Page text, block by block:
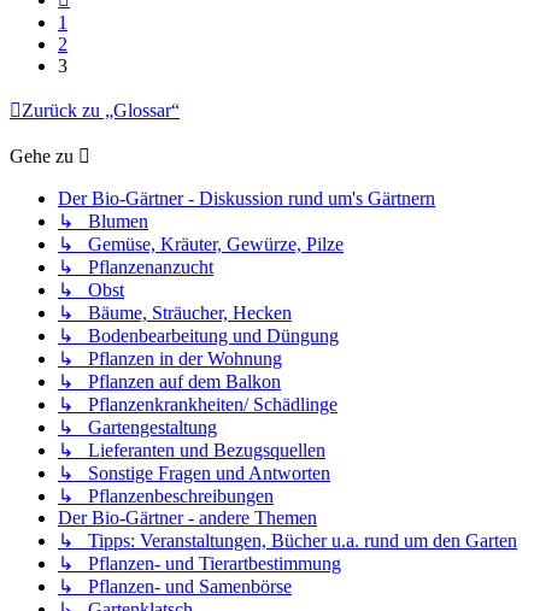
1
2
3
Zurück zu „Glossar“
Gehe zu
Der Bio-Gärtner - Diskussion rund um's Gärtnern
↳ Blumen
↳ Gemüse, Kräuter, Gewürze, Pilze
↳ Pflanzenanzucht
↳ Obst
↳ Bäume, Sträucher, Hecken
↳ Bodenbearbeitung und Düngung
↳ Pflanzen in der Wohnung
↳ Pflanzen auf dem Balkon
↳ Pflanzenkrankheiten/ Schädlinge
↳ Gartengestaltung
↳ Lieferanten und Bezugsquellen
↳ Sonstige Fragen und Antworten
↳ Pflanzenbeschreibungen
Der Bio-Gärtner - andere Themen
↳ Tipps: Veranstaltungen, Bücher u.a. rund um den Garten
↳ Pflanzen- und Tierartbestimmung
↳ Pflanzen- und Samenbörse